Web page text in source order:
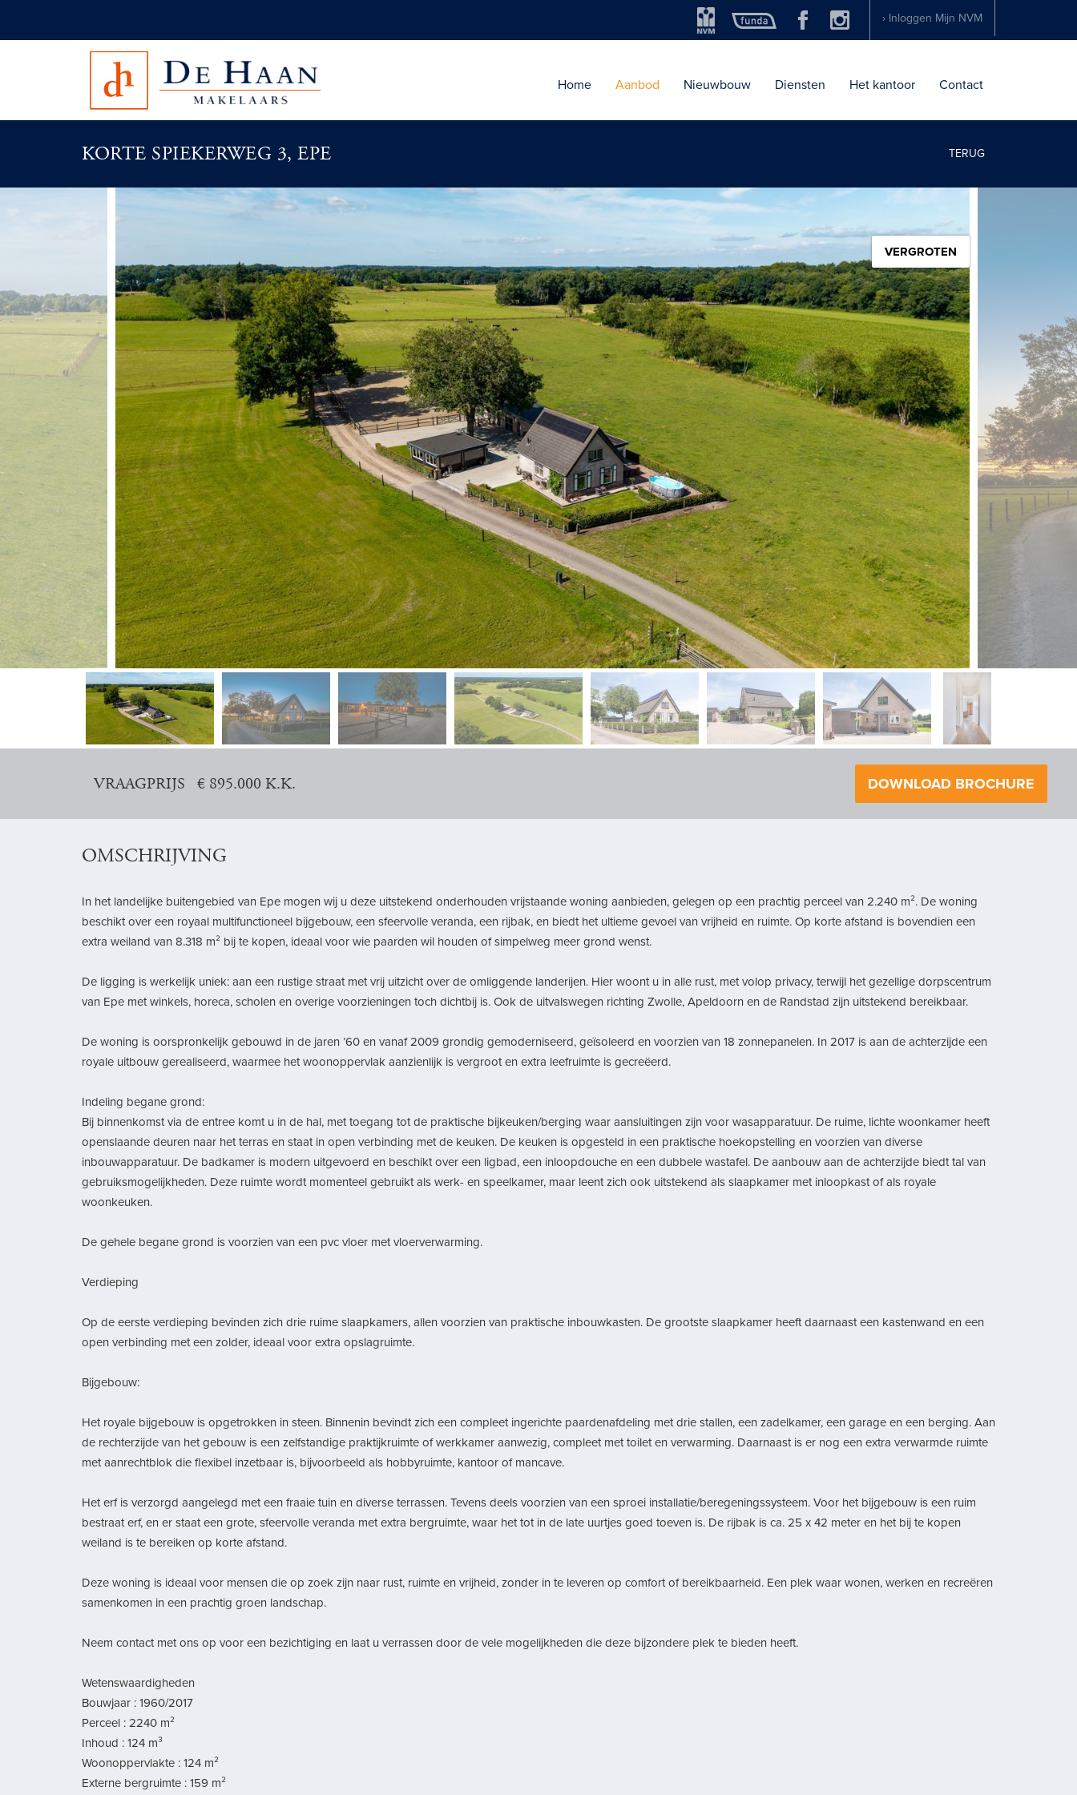
› Inloggen Mijn NVM
Home Aanbod Nieuwbouw Diensten Het kantoor Contact
KORTE SPIEKERWEG 3, EPE TERUG
vorige volgende
VERGROTEN
vorige volgende
VRAAGPRIJS € 895.000 K.K. DOWNLOAD BROCHURE
OMSCHRIJVING
In het landelijke buitengebied van Epe mogen wij u deze uitstekend onderhouden vrijstaande woning aanbieden, gelegen op een prachtig perceel van 2.240 m². De woning
beschikt over een royaal multifunctioneel bijgebouw, een sfeervolle veranda, een rijbak, en biedt het ultieme gevoel van vrijheid en ruimte. Op korte afstand is bovendien een
extra weiland van 8.318 m² bij te kopen, ideaal voor wie paarden wil houden of simpelweg meer grond wenst.
De ligging is werkelijk uniek: aan een rustige straat met vrij uitzicht over de omliggende landerijen. Hier woont u in alle rust, met volop privacy, terwijl het gezellige dorpscentrum
van Epe met winkels, horeca, scholen en overige voorzieningen toch dichtbij is. Ook de uitvalswegen richting Zwolle, Apeldoorn en de Randstad zijn uitstekend bereikbaar.
De woning is oorspronkelijk gebouwd in de jaren ’60 en vanaf 2009 grondig gemoderniseerd, geïsoleerd en voorzien van 18 zonnepanelen. In 2017 is aan de achterzijde een
royale uitbouw gerealiseerd, waarmee het woonoppervlak aanzienlijk is vergroot en extra leefruimte is gecreëerd.
Indeling begane grond:
Bij binnenkomst via de entree komt u in de hal, met toegang tot de praktische bijkeuken/berging waar aansluitingen zijn voor wasapparatuur. De ruime, lichte woonkamer heeft
openslaande deuren naar het terras en staat in open verbinding met de keuken. De keuken is opgesteld in een praktische hoekopstelling en voorzien van diverse
inbouwapparatuur. De badkamer is modern uitgevoerd en beschikt over een ligbad, een inloopdouche en een dubbele wastafel. De aanbouw aan de achterzijde biedt tal van
gebruiksmogelijkheden. Deze ruimte wordt momenteel gebruikt als werk- en speelkamer, maar leent zich ook uitstekend als slaapkamer met inloopkast of als royale
woonkeuken.
De gehele begane grond is voorzien van een pvc vloer met vloerverwarming.
Verdieping
Op de eerste verdieping bevinden zich drie ruime slaapkamers, allen voorzien van praktische inbouwkasten. De grootste slaapkamer heeft daarnaast een kastenwand en een
open verbinding met een zolder, ideaal voor extra opslagruimte.
Bijgebouw:
Het royale bijgebouw is opgetrokken in steen. Binnenin bevindt zich een compleet ingerichte paardenafdeling met drie stallen, een zadelkamer, een garage en een berging. Aan
de rechterzijde van het gebouw is een zelfstandige praktijkruimte of werkkamer aanwezig, compleet met toilet en verwarming. Daarnaast is er nog een extra verwarmde ruimte
met aanrechtblok die flexibel inzetbaar is, bijvoorbeeld als hobbyruimte, kantoor of mancave.
Het erf is verzorgd aangelegd met een fraaie tuin en diverse terrassen. Tevens deels voorzien van een sproei installatie/beregeningssysteem. Voor het bijgebouw is een ruim
bestraat erf, en er staat een grote, sfeervolle veranda met extra bergruimte, waar het tot in de late uurtjes goed toeven is. De rijbak is ca. 25 x 42 meter en het bij te kopen
weiland is te bereiken op korte afstand.
Deze woning is ideaal voor mensen die op zoek zijn naar rust, ruimte en vrijheid, zonder in te leveren op comfort of bereikbaarheid. Een plek waar wonen, werken en recreëren
samenkomen in een prachtig groen landschap.
Neem contact met ons op voor een bezichtiging en laat u verrassen door de vele mogelijkheden die deze bijzondere plek te bieden heeft.
Wetenswaardigheden
Bouwjaar : 1960/2017
Perceel : 2240 m²
Inhoud : 124 m³
Woonoppervlakte : 124 m²
Externe bergruimte : 159 m²